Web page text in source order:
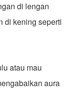
di lengan
di kening seperti
atau mau
aura